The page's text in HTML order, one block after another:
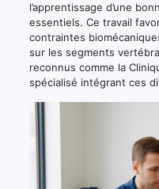
l’apprentissage d’une
essentiels. Ce travail
contraintes
sur les segments
reconnus comme la
spécialisé intégrant ces